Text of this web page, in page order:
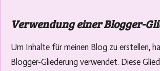
Verwendung einer Blogger-
Um Inhalte für meinen Blog zu erstellen,
Blogger-Gliederung verwendet. Diese